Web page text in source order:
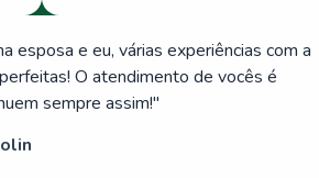
esposa e eu, várias experiências com a
O atendimento de vocês é
sempre assim!"